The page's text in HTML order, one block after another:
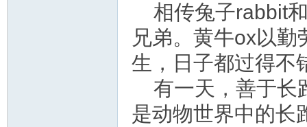
相传兔子rabbit
兄弟。黄牛ox以
生，日子都过得不
有一天，善于长
是动物世界中的长